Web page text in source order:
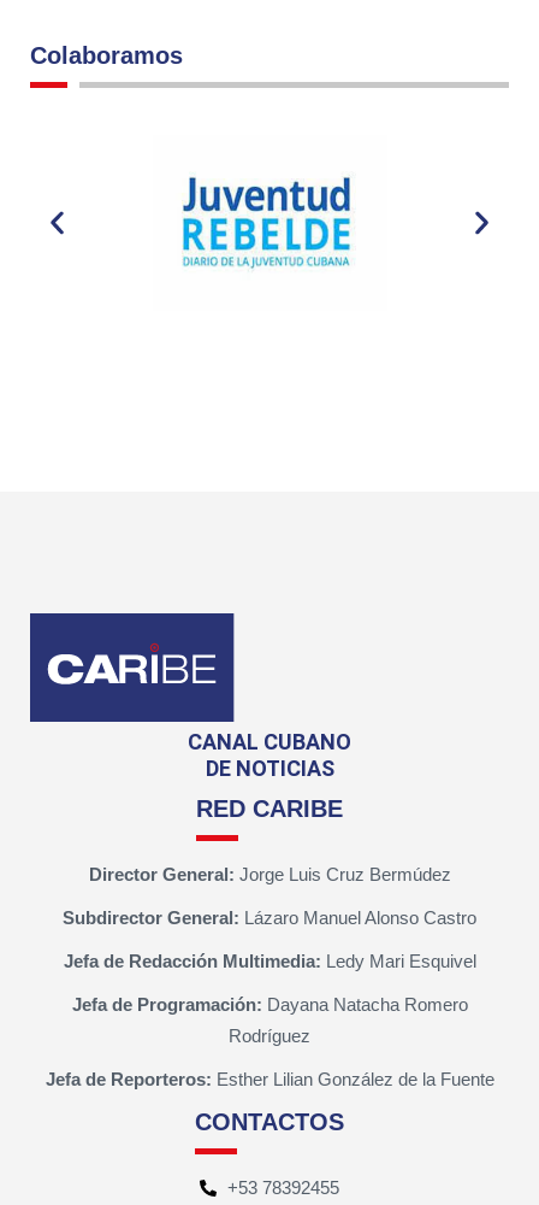
Colaboramos
CANAL CUBANO
DE NOTICIAS
RED CARIBE
Director General: Jorge Luis Cruz Bermúdez
Subdirector General: Lázaro Manuel Alonso Castro
Jefa de Redacción Multimedia: Ledy Mari Esquivel
Jefa de Programación: Dayana Natacha Romero
Rodríguez
Jefa de Reporteros: Esther Lilian González de la Fuente
CONTACTOS
+53 78392455